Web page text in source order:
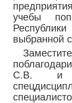
учебы
выбранной
С.В. и